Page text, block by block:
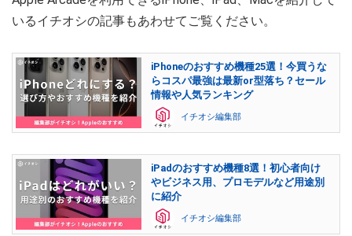
いるイチオシの記事もあわせてご覧ください。
iPhoneのおすすめ機種25選！今買うな
らコスパ最強は最新or型落ち？セール
情報や人気ランキング
イチオシ編集部
iPadのおすすめ機種8選！初心者向け
やビジネス用、プロモデルなど用途別
に紹介
イチオシ編集部